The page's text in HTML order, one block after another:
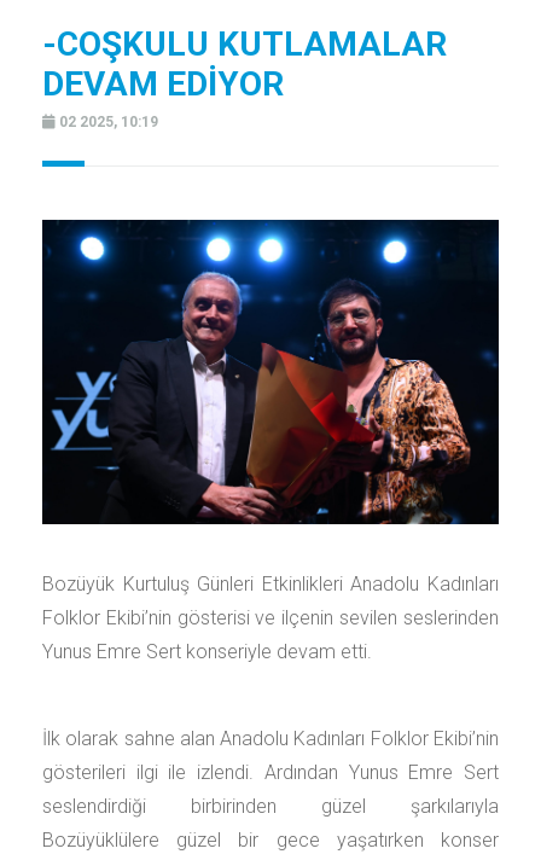
-COŞKULU KUTLAMALAR
DEVAM EDİYOR
02 2025, 10:19
Bozüyük Kurtuluş Günleri Etkinlikleri Anadolu Kadınları
Folklor Ekibi’nin gösterisi ve ilçenin sevilen seslerinden
Yunus Emre Sert konseriyle devam etti.
İlk olarak sahne alan Anadolu Kadınları Folklor Ekibi’nin
gösterileri ilgi ile izlendi. Ardından Yunus Emre Sert
seslendirdiği birbirinden güzel şarkılarıyla
Bozüyüklülere güzel bir gece yaşatırken konser